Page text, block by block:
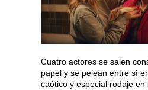
Cuatro actores se salen
papel y se pelean entre sí
caótico y especial rodaje